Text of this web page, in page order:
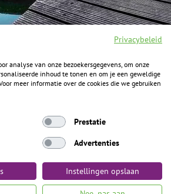
P
i
n
zijn de Duitse vakantieregio’s
Toegankelijkheid
Privacybeleid
analyse van onze bezoekersgegevens, om onze
inhoud te tonen en om je een geweldige
meer informatie over de cookies die we gebruiken
Prestatie
Advertenties
Instellingen opslaan